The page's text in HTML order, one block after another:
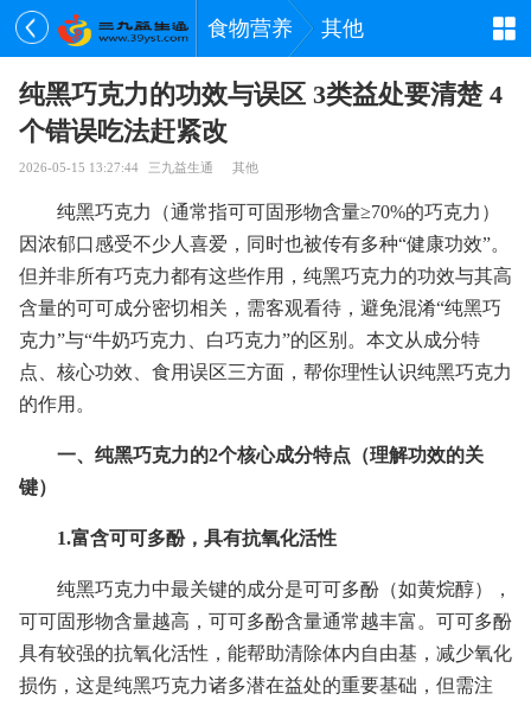
食物营养 其他
纯黑巧克力的功效与误区 3类益处要清楚 4
个错误吃法赶紧改
2026-05-15 13:27:44 三九益生通 其他
纯黑巧克力（通常指可可固形物含量≥70%的巧克力）
因浓郁口感受不少人喜爱，同时也被传有多种“健康功效”。
但并非所有巧克力都有这些作用，纯黑巧克力的功效与其高
含量的可可成分密切相关，需客观看待，避免混淆“纯黑巧
克力”与“牛奶巧克力、白巧克力”的区别。本文从成分特
点、核心功效、食用误区三方面，帮你理性认识纯黑巧克力
的作用。
一、纯黑巧克力的2个核心成分特点（理解功效的关
键）
1.富含可可多酚，具有抗氧化活性
纯黑巧克力中最关键的成分是可可多酚（如黄烷醇），
可可固形物含量越高，可可多酚含量通常越丰富。可可多酚
具有较强的抗氧化活性，能帮助清除体内自由基，减少氧化
损伤，这是纯黑巧克力诸多潜在益处的重要基础，但需注